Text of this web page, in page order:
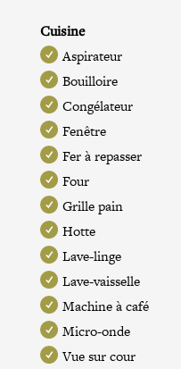
Cuisine
Aspirateur
Bouilloire
Congélateur
Fenêtre
Fer à repasser
Four
Grille pain
Hotte
Lave-linge
Lave-vaisselle
Machine à café
Micro-onde
Vue sur cour